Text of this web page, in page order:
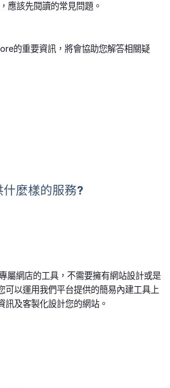
應該先閱讀的常見問題。
的重要資訊，將會協助您解答相關疑
麼樣的服務?
屬網店的工具，不需要擁有網站設計或是
可以運用我們平台提供的簡易內建工具上
訊及客製化設計您的網站。